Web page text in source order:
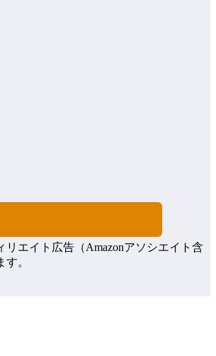
リエイト広告（Amazonアソシエイト含
。